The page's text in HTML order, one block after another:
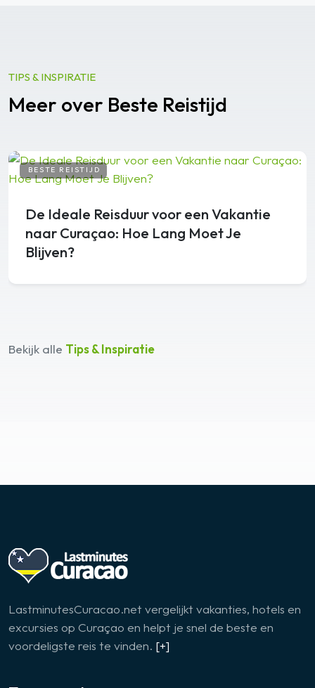
TIPS & INSPIRATIE
Meer over Beste Reistijd
BESTE REISTIJD
De Ideale Reisduur voor een Vakantie
naar Curaçao: Hoe Lang Moet Je
Blijven?
Bekijk alle Tips & Inspiratie
LastminutesCuracao.net vergelijkt vakanties, hotels en
excursies op Curaçao en helpt je snel de beste en
voordeligste reis te vinden. [+]